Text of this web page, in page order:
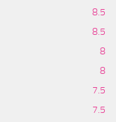
8.5
8.5
8
8
7.5
7.5